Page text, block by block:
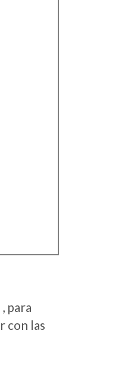
para
con las